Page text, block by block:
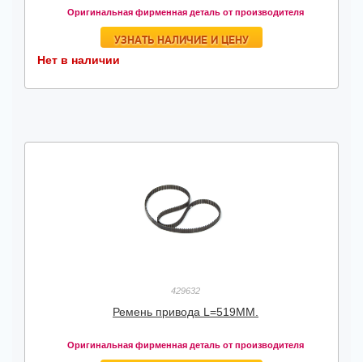
Оригинальная фирменная деталь от производителя
УЗНАТЬ НАЛИЧИЕ И ЦЕНУ
Нет в наличии
429632
Ремень привода L=519MM.
Оригинальная фирменная деталь от производителя